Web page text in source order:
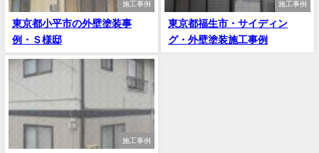
施工事例
東京都小平市の外壁塗装事
例・Ｓ様邸
施工事例
東京都福生市・サイディン
グ・外壁塗装施工事例
施工事例